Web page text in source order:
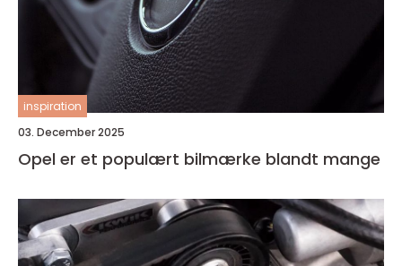
inspiration
03. December 2025
Opel er et populært bilmærke blandt mange